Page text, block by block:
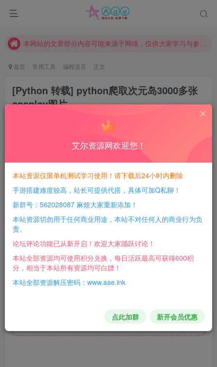
现在赞助会员享受专属折扣，详情点击此条公告。
本网站的文章部分内容可能来源于网络，仅供大家学习与参考，如有侵权，请联系站长QQ466107887进行删除处理。
首页 常用工具 编程语言 正文
[Python 转载] python爬取次元岛3000多张
cosplay图片
每日活跃最高可获得600积分！所有资源可以使用
图片，如下：
代码复制，安装必要的库，tqdm是一个很不错的库，有如下
的运行效果
若是不能使用，则需要添加cookie
此处内容已隐藏，请评论后刷新页面查看.
艾尔资源网欢迎您！
本站资源仅限单机测试学习使用！请下载后24小时内删除
手游搭建难度较高，站长可提供代搭，具体可加Q私聊！
新群号：562028087 麻烦大家重新添加！
本站资源切勿用于任何商业用途，本站不对任何人的商业行为负
责。
论坛评论功能已从新开启！欢迎大家踊跃讨论！
本站全部资源均可使用积分兑换，每日活跃最高可获得600积
分，相当于本站所有资源均可白嫖！
本站全部资源解压密码：www.aae.ink
点此加群 新开会员优惠